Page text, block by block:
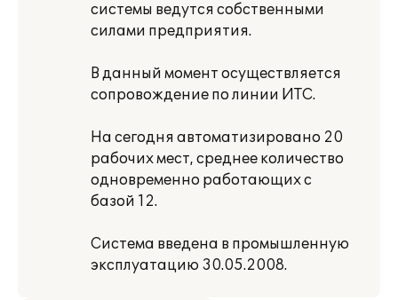
системы ведутся собственными
силами предприятия.
В данный момент осуществляется
сопровождение по линии ИТС.
На сегодня автоматизировано 20
рабочих мест, среднее количество
одновременно работающих с
базой 12.
Система введена в промышленную
эксплуатацию 30.05.2008.